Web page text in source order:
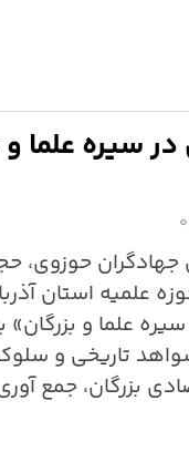
سیره علما و
۰
جهادگران حوزوی،
علمیه استان
علما و بزرگان»
تاریخی و
بزرگان، جمع